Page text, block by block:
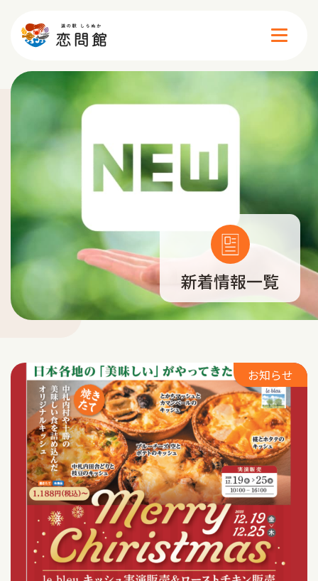
イベント
買う
遊ぶ
サウナ
Language アクセス
新着情報一覧
お知らせ